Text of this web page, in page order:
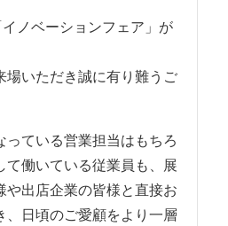
ノベーションフェア」が
場いただき誠に有り難うご
っている営業担当はもちろ
て働いている従業員も、展
や出店企業の皆様と直接お
、日頃のご愛顧をより一層